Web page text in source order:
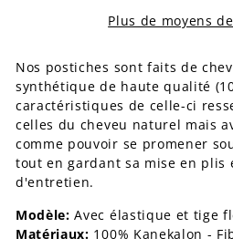
Plus de moyens
Nos postiches sont faits de
synthétique de haute qualité
caractéristiques de celle-ci
celles du cheveu naturel mais
comme pouvoir se promener
tout en gardant sa mise en plis
d'entretien.
Modèle: Avec élastique et tige
Matériaux: 100% Kanekalon -